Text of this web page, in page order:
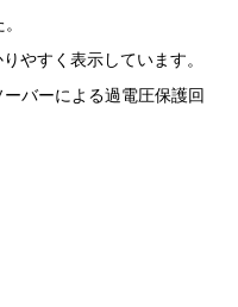
やすく表示しています。
バーによる過電圧保護回